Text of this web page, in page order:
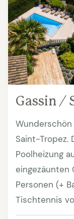
Gassin /
Saint-Tropez.
Poolheizung
eingezäunten
Personen (+
Tischtennis